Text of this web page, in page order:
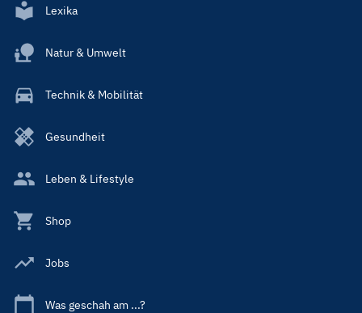
Lexika
Natur & Umwelt
Technik & Mobilität
Gesundheit
Leben & Lifestyle
Shop
Jobs
Was geschah am ...?